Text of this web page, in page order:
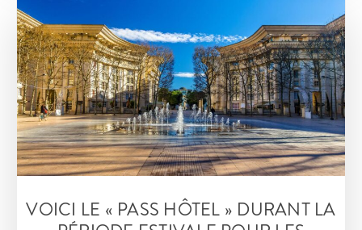
rendez-
vous
avec
les
entreprises
innovantes
la
VOICI LE « PASS HÔTEL » DURANT LA